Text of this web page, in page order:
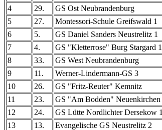
4
29. GS Ost Neubrandenburg
5
27. Montessori-Schule Greifswald 1
6
5. GS Daniel Sanders Neustrelitz 1
7
4. GS "Kletterrose" Burg Stargard 1
8
33. GS West Neubrandenburg
9
11. Werner-Lindermann-GS 3
10
26. GS "Fritz-Reuter" Kemnitz
11
23. GS "Am Bodden" Neuenkirchen
12
24. GS Lütte Nordlichter Dersekow 1
13
13. Evangelische GS Neustrelitz 2